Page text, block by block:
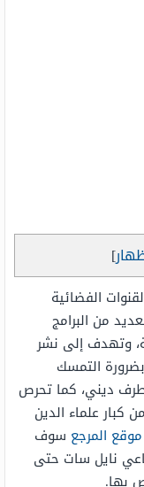
]
الفضائية
من البرامج
وتهدف إلى نشر
التمسك
ديني، كما تحرص
كبار علماء الدين
موقع المرجع سوف
نايل سات حتى
بها.